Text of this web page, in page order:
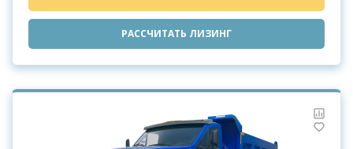
РАССЧИТАТЬ ЛИЗИНГ